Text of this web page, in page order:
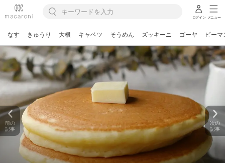
ログイン メニュー
なす きゅうり 大根 キャベツ そうめん ズッキーニ ゴーヤ ピーマ
前の
記事
次の
記事